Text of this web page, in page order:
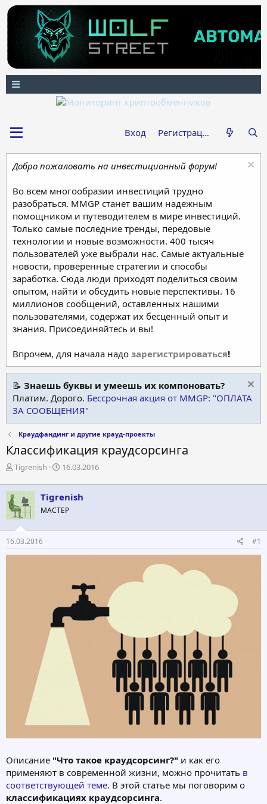
Вход Регистрация
Добро пожаловать на инвестиционный форум!
Во всем многообразии инвестиций трудно
разобраться. MMGP станет вашим надежным
помощником и путеводителем в мире инвестиций.
Только самые последние тренды, передовые
технологии и новые возможности. 400 тысяч
пользователей уже выбрали нас. Самые актуальные
новости, проверенные стратегии и способы
заработка. Сюда люди приходят поделиться своим
опытом, найти и обсудить новые перспективы. 16
миллионов сообщений, оставленных нашими
пользователями, содержат их бесценный опыт и
знания. Присоединяйтесь и вы!
Впрочем, для начала надо зарегистрироваться!
📝 Знаешь буквы и умеешь их компоновать?
Платим. Дорого. Бессрочная акция от MMGP: "ОПЛАТА
ЗА СООБЩЕНИЯ"
Краудфандинг и другие крауд-проекты
Классификация краудсорсинга
А
т
о
р
т
е
м
ы
Tigrenish
Д
т
а
н
ч
л
16.03.2016
Tigrenish
МАСТЕР
16.03.2016 #1
Описание "Что такое краудсорсинг?" и как его
применяют в современной жизни, можно прочитать в
соответствующей теме. В этой статье мы поговорим о
классификациях краудсорсинга.